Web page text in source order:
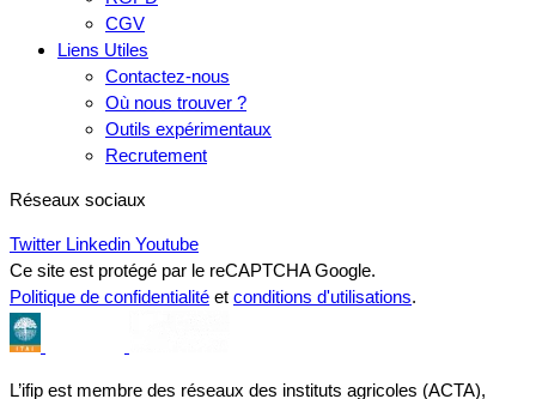
CGV
Liens Utiles
Contactez-nous
Où nous trouver ?
Outils expérimentaux
Recrutement
Réseaux sociaux
Twitter Linkedin Youtube
Ce site est protégé par le reCAPTCHA Google.
Politique de confidentialité et conditions d'utilisations.
L’ifip est membre des réseaux des instituts agricoles (ACTA),